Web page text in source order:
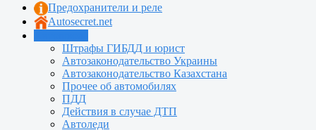
Предохранители и реле
Autosecret.net
Штрафы ГИБДД и юрист
Автозаконодательство Украины
Автозаконодательство Казахстана
Прочее об автомобилях
ПДД
Действия в случае ДТП
Автоледи